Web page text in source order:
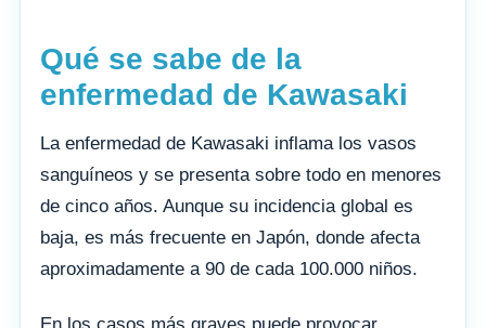
Qué se sabe de la
enfermedad de Kawasaki
La enfermedad de Kawasaki inflama los vasos
sanguíneos y se presenta sobre todo en menores
de cinco años. Aunque su incidencia global es
baja, es más frecuente en Japón, donde afecta
aproximadamente a 90 de cada 100.000 niños.
En los casos más graves puede provocar